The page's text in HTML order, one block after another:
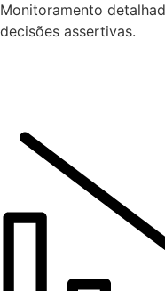
Monitoramento
decisões assertivas.